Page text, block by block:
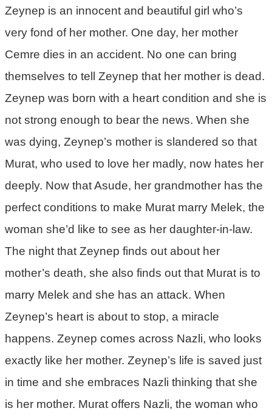
Zeynep is an innocent and beautiful girl who’s
very fond of her mother. One day, her mother
Cemre dies in an accident. No one can bring
themselves to tell Zeynep that her mother is dead.
Zeynep was born with a heart condition and she is
not strong enough to bear the news. When she
was dying, Zeynep’s mother is slandered so that
Murat, who used to love her madly, now hates her
deeply. Now that Asude, her grandmother has the
perfect conditions to make Murat marry Melek, the
woman she’d like to see as her daughter-in-law.
The night that Zeynep finds out about her
mother’s death, she also finds out that Murat is to
marry Melek and she has an attack. When
Zeynep’s heart is about to stop, a miracle
happens. Zeynep comes across Nazli, who looks
exactly like her mother. Zeynep’s life is saved just
in time and she embraces Nazli thinking that she
is her mother. Murat offers Nazli, the woman who